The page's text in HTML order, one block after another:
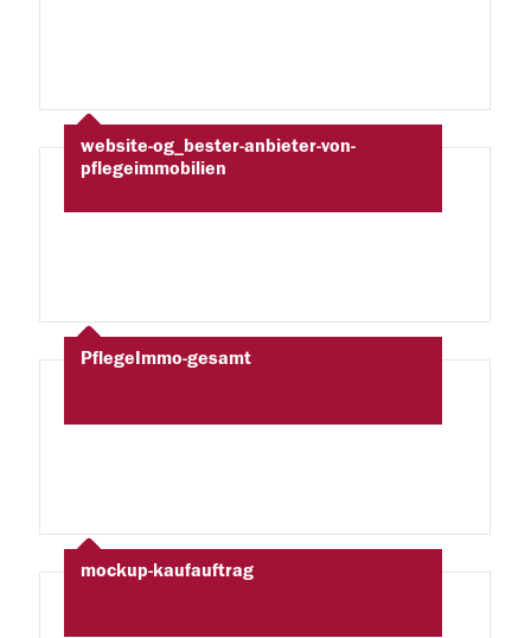
website-og_bester-anbieter-von-
pflegeimmobilien
PflegeImmo-gesamt
mockup-kaufauftrag